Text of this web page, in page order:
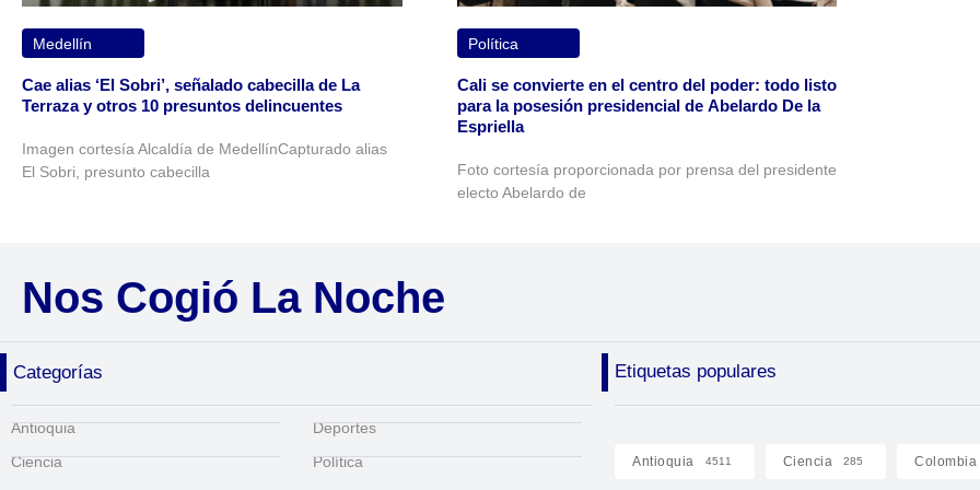
Medellín
Cae alias ‘El Sobri’, señalado cabecilla de La
Terraza y otros 10 presuntos delincuentes
Imagen cortesía Alcaldía de MedellínCapturado alias
El Sobri, presunto cabecilla
Política
Cali se convierte en el centro del poder: todo listo
para la posesión presidencial de Abelardo De la
Espriella
Foto cortesía proporcionada por prensa del presidente
electo Abelardo de
Nos Cogió La Noche
Categorías Etiquetas populares
Antioquia
Ciencia
Deportes
Política
Antioquia 4511 Ciencia 285 Colombia